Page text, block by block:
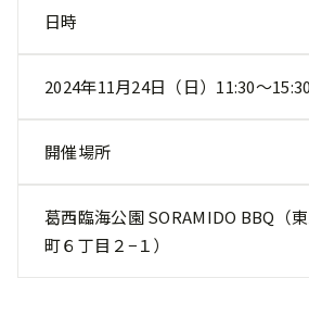
日時
2024年11月24日（日）11:30～15:30
開催場所
葛西臨海公園 SORAMIDO BBQ（
町６丁目２−１）